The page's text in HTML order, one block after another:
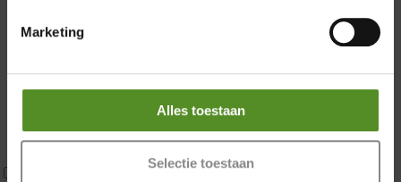
Marketing
Alles toestaan
Selectie toestaan
2 personen
2 personen split
Materiaal
Latex
Tweepersoons 1 kern